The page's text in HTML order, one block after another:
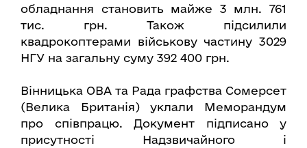
обладнання становить майже 3 млн. 761
тис. грн. Також підсилили
квадрокоптерами військову частину 3029
НГУ на загальну суму 392 400 грн.
Вінницька ОВА та Рада графства Сомерсет
(Велика Британія) уклали Меморандум
про співпрацю. Документ підписано у
присутності Надзвичайного і